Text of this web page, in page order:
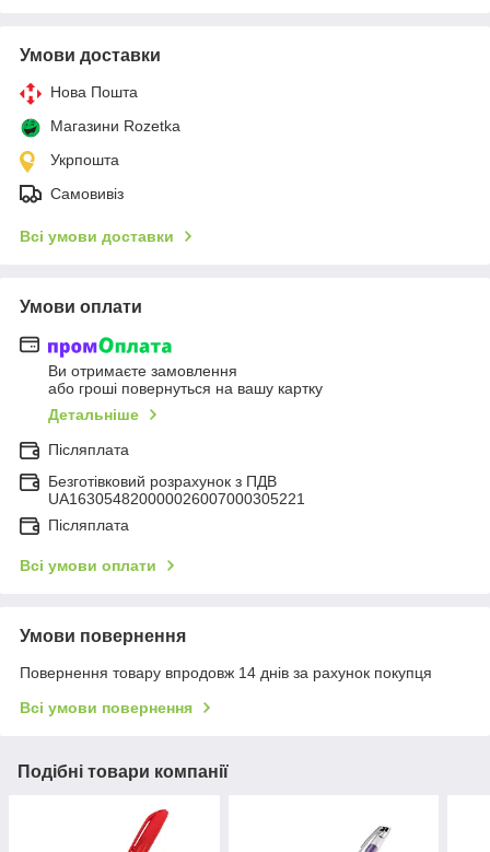
Умови доставки
Нова Пошта
Магазини Rozetka
Укрпошта
Самовивіз
Всі умови доставки
Умови оплати
Ви отримаєте замовлення
або гроші повернуться на вашу картку
Детальніше
Післяплата
Безготівковий розрахунок з ПДВ
UA163054820000026007000305221
Післяплата
Всі умови оплати
Умови повернення
Повернення товару впродовж 14 днів за рахунок покупця
Всі умови повернення
Подібні товари компанії